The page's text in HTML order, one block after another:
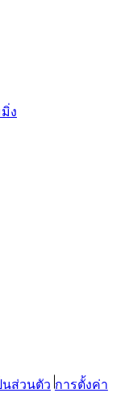
ง
นส่วนตัว การตั้งค่า